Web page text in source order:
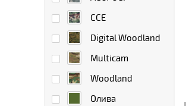
CCE
Digital Woodland
Multicam
Woodland
Олива